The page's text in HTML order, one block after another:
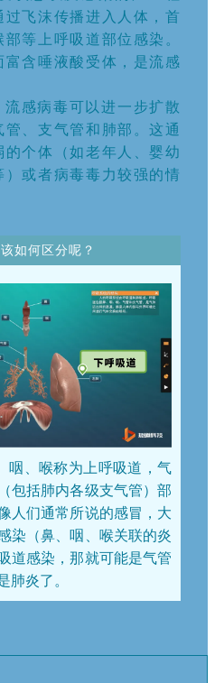
过飞沫传播进入人体，首
等上呼吸道部位感染。
含唾液酸受体，是流感
感病毒可以进一步扩散
、支气管和肺部。这通
个体（如老年人、婴幼
）或者病毒毒力较强的情
如何区分呢？
咽、喉称为 上呼吸道 ，气
包括肺内各级支气管）部
人们通常所说的感冒，大
染（鼻、咽、喉关联的炎
道感染，那就可能是气管
肺炎了。